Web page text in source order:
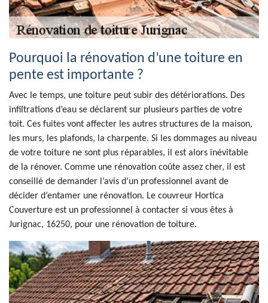
Pourquoi la rénovation d’une toiture en
pente est importante ?
Avec le temps, une toiture peut subir des détériorations. Des
infiltrations d’eau se déclarent sur plusieurs parties de votre
toit. Ces fuites vont affecter les autres structures de la maison,
les murs, les plafonds, la charpente. Si les dommages au niveau
de votre toiture ne sont plus réparables, il est alors inévitable
de la rénover. Comme une rénovation coûte assez cher, il est
conseillé de demander l’avis d’un professionnel avant de
décider d’entamer une rénovation. Le couvreur Hortica
Couverture est un professionnel à contacter si vous êtes à
Jurignac, 16250, pour une rénovation de toiture.